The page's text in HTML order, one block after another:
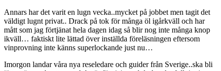
Annars har det varit en lugn vecka..mycket på jobbet men tagit det
väldigt lugnt privat.. Drack på tok för många öl igårkväll och har
mått som jag förtjänat hela dagen idag så blir nog inte många knop
ikväll… faktiskt lite lättad över inställda föreläsningen eftersom
vinprovning inte känns superlockande just nu…
Imorgon landar våra nya reseledare och guider från Sverige..ska bli